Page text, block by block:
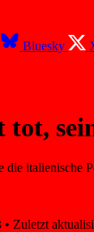
Bluesky
tot,
die italienische
• Zuletzt